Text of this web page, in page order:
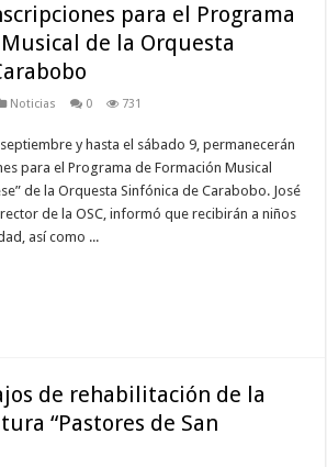
para el Programa
de la Orquesta
Noticias 0 731
y hasta el sábado 9, permanecerán
para el Programa de Formación Musical
de la Orquesta Sinfónica de Carabobo. José
de la OSC, informó que recibirán a niños
así como ...
de rehabilitación de la
“Pastores de San